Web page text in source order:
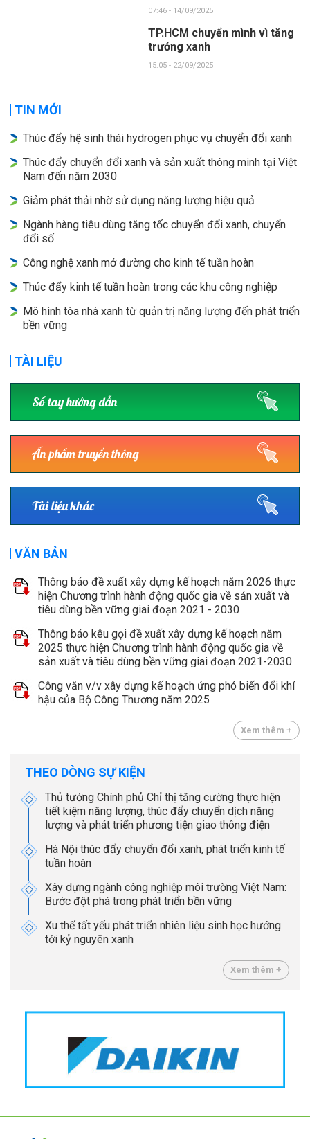
07:46 - 14/09/2025
TP.HCM chuyển mình vì tăng
trưởng xanh
15:05 - 22/09/2025
TIN MỚI
Thúc đẩy hệ sinh thái hydrogen phục vụ chuyển đổi xanh
Thúc đẩy chuyển đổi xanh và sản xuất thông minh tại Việt
Nam đến năm 2030
Giảm phát thải nhờ sử dụng năng lượng hiệu quả
Ngành hàng tiêu dùng tăng tốc chuyển đổi xanh, chuyển
đổi số
Công nghệ xanh mở đường cho kinh tế tuần hoàn
Thúc đẩy kinh tế tuần hoàn trong các khu công nghiệp
Mô hình tòa nhà xanh từ quản trị năng lượng đến phát triển
bền vững
TÀI LIỆU
Sổ tay hướng dẫn
Ấn phẩm truyền thông
Tài liệu khác
VĂN BẢN
Thông báo đề xuất xây dựng kế hoạch năm 2026 thực
hiện Chương trình hành động quốc gia về sản xuất và
tiêu dùng bền vững giai đoạn 2021 - 2030
Thông báo kêu gọi đề xuất xây dựng kế hoạch năm
2025 thực hiện Chương trình hành động quốc gia về
sản xuất và tiêu dùng bền vững giai đoạn 2021-2030
Công văn v/v xây dựng kế hoạch ứng phó biến đổi khí
hậu của Bộ Công Thương năm 2025
Xem thêm +
THEO DÒNG SỰ KIỆN
Thủ tướng Chính phủ Chỉ thị tăng cường thực hiện
tiết kiệm năng lượng, thúc đẩy chuyển dịch năng
lượng và phát triển phương tiện giao thông điện
Hà Nội thúc đẩy chuyển đổi xanh, phát triển kinh tế
tuần hoàn
Xây dựng ngành công nghiệp môi trường Việt Nam:
Bước đột phá trong phát triển bền vững
Xu thế tất yếu phát triển nhiên liệu sinh học hướng
tới kỷ nguyên xanh
Xem thêm +